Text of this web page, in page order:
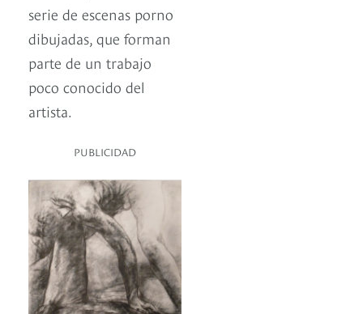
serie de escenas porno
dibujadas, que forman
parte de un trabajo
poco conocido del
artista.
PUBLICIDAD